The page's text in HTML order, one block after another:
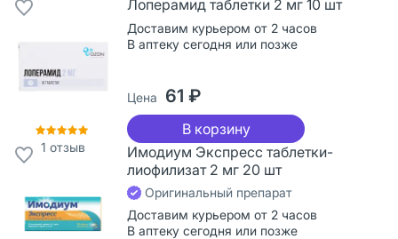
1 отзыв
Лоперамид таблетки 2 мг 10 шт
Доставим курьером от 2 часов
В аптеку сегодня или позже
Цена 61 ₽
В корзину
Имодиум Экспресс таблетки-
лиофилизат 2 мг 20 шт
Оригинальный препарат
Доставим курьером от 2 часов
В аптеку сегодня или позже